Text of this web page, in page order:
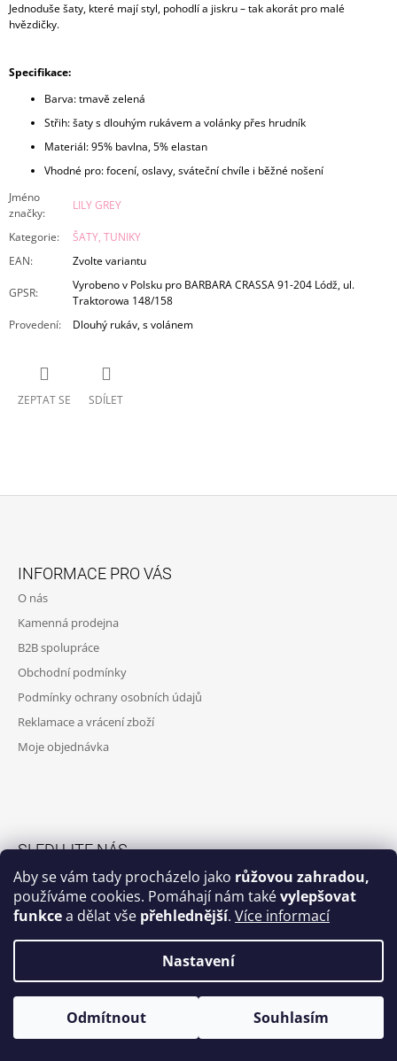
Aby se vám tady procházelo jako růžovou zahradou,
používáme cookies. Pomáhají nám takévylepšovat
funkcea dělat vše přehlednější. Více informací
Nastavení
Odmítnout Souhlasím
Jednoduše šaty, které mají styl, pohodlí a jiskru – tak akorát pro malé
hvězdičky.
Specifikace:
Barva: tmavě zelená
Střih: šaty s dlouhým rukávem a volánky přes hrudník
Materiál: 95% bavlna, 5% elastan
Vhodné pro: focení, oslavy, sváteční chvíle i běžné nošení
Jméno
značky:
LILY GREY
Kategorie:
ŠATY, TUNIKY
EAN: Zvolte variantu
GPSR:
Vyrobeno v Polsku pro BARBARA CRASSA 91-204 Lódž, ul.
Traktorowa 148/158
Provedení: Dlouhý rukáv, s volánem
ZEPTAT SE SDÍLET
INFORMACE PRO VÁS
O nás
Kamenná prodejna
B2B spolupráce
Obchodní podmínky
Podmínky ochrany osobních údajů
Reklamace a vrácení zboží
Moje objednávka
SLEDUJTE NÁS
Facebook skupina
Facebook
Instagram
Vytvořil Shoptet
© 2026 Potrhlá máma. Všechna práva vyhrazena.